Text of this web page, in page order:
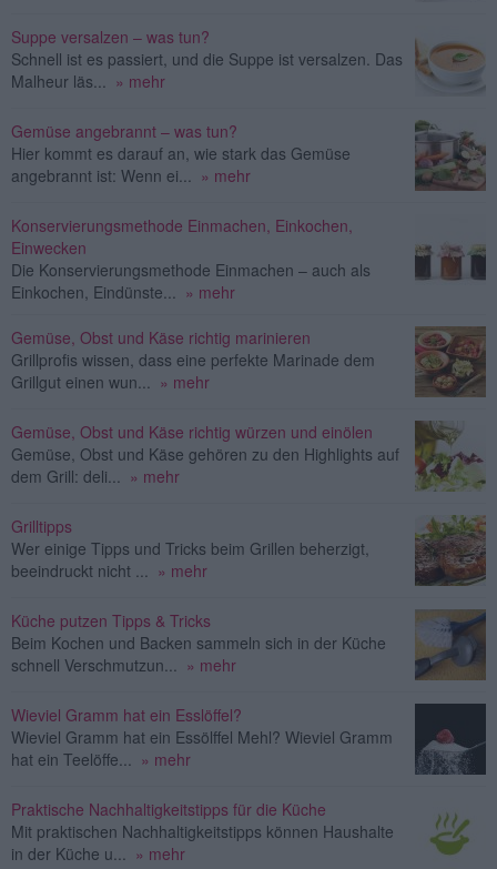
Suppe versalzen – was tun?
Schnell ist es passiert, und die Suppe ist versalzen. Das
Malheur läs... » mehr
Gemüse angebrannt – was tun?
Hier kommt es darauf an, wie stark das Gemüse
angebrannt ist: Wenn ei... » mehr
Konservierungsmethode Einmachen, Einkochen,
Einwecken
Die Konservierungsmethode Einmachen – auch als
Einkochen, Eindünste... » mehr
Gemüse, Obst und Käse richtig marinieren
Grillprofis wissen, dass eine perfekte Marinade dem
Grillgut einen wun... » mehr
Gemüse, Obst und Käse richtig würzen und einölen
Gemüse, Obst und Käse gehören zu den Highlights auf
dem Grill: deli... » mehr
Grilltipps
Wer einige Tipps und Tricks beim Grillen beherzigt,
beeindruckt nicht ... » mehr
Küche putzen Tipps & Tricks
Beim Kochen und Backen sammeln sich in der Küche
schnell Verschmutzun... » mehr
Wieviel Gramm hat ein Esslöffel?
Wieviel Gramm hat ein Essölffel Mehl? Wieviel Gramm
hat ein Teelöffe... » mehr
Praktische Nachhaltigkeitstipps für die Küche
Mit praktischen Nachhaltigkeitstipps können Haushalte
in der Küche u... » mehr